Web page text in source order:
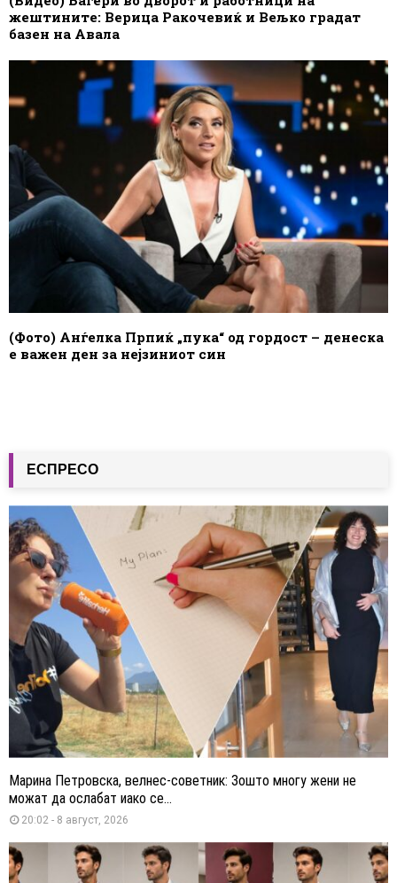
жештините: Верица Ракочевиќ и Вељко градат
базен на Авала
(Фото) Анѓелка Прпиќ „пука“ од гордост – денеска
е важен ден за нејзиниот син
ЕСПРЕСО
Марина Петровска, велнес-советник: Зошто многу жени не
можат да ослабат иако се...
20:02 - 8 август, 2026